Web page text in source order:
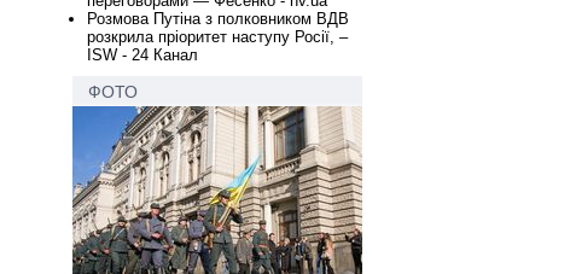
Розмова Путіна з полковником ВДВ
розкрила пріоритет наступу Росії, –
ISW - 24 Канал
ФОТО